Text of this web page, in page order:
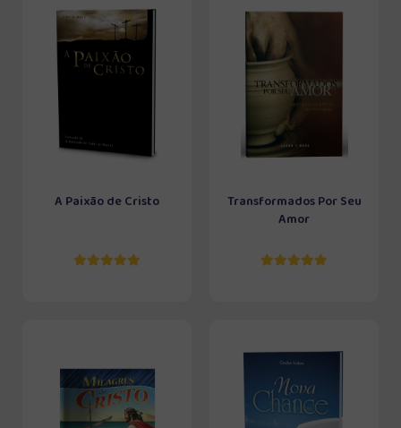
A Paixão de Cristo
Transformados Por Seu
Amor